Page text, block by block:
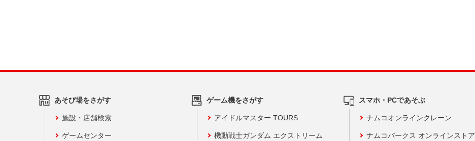
あそび場をさがす
施設・店舗検索
ゲームセンター
ゲーム機をさがす
アイドルマスター TOURS
機動戦士ガンダム エクストリーム
スマホ・PCであそぶ
ナムコオンラインクレーン
ナムコパークス オンラインストア